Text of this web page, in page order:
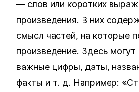
— слов или коротких
произведения. В них
смысл частей, на которые
произведение. Здесь
важные цифры, даты,
факты и т. д. Например: